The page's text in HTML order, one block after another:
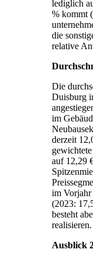
lediglich
% kommt
die
relative
Die
Duisburg
im
derzeit
auf 12,29
im Vorjahr
(2023:
besteht
realisieren.
Ausblick